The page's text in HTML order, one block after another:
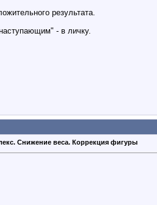
результата.
- в личку.
Снижение веса. Коррекция фигуры